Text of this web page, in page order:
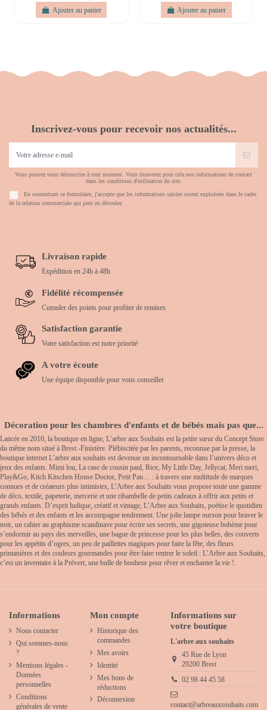
Ajouter au panier Ajouter au panier
Inscrivez-vous pour recevoir nos actualités...
Vous pouvez vous désinscrire à tout moment. Vous trouverez pour cela nos informations de contact
dans les conditions d'utilisation du site.
En soumettant ce formulaire, j'accepte que les informations saisies soient exploitées dans le cadre
de la relation commerciale qui peut en découler.
Livraison rapide
Expédition en 24h à 48h
Fidélité récompensée
Cumuler des points pour profiter de remises
Satisfaction garantie
Votre satisfaction est notre priorité
A votre écoute
Une équipe disponible pour vous conseiller
Décoration pour les chambres d'enfants et de bébés mais pas que...
Lancée en 2010, la boutique en ligne, L’arbre aux Souhaits est la petite sœur du Concept Store
du même nom situé à Brest -Finistère. Plébiscitée par les parents, reconnue par la presse, la
boutique internet L’arbre aux souhaits est devenue un incontournable dans l’univers déco et
jeux des enfants. Mimi lou, La case de cousin paul, Rice, My Little Day, Jellycat, Meri meri,
Play&Go, Kitch Kitschen House Doctor, Petit Pan… : à travers une multitude de marques
connues et de créateurs plus intimistes, L’Arbre aux Souhaits vous propose toute une gamme
de déco, textile, papeterie, mercerie et une ribambelle de petits cadeaux à offrir aux petits et
grands enfants. D’esprit ludique, créatif et vintage, L’Arbre aux Souhaits, poétise le quotidien
des bébés et des enfants et les accompagne tendrement. Une jolie lampe ourson pour braver le
noir, un cahier au graphisme scandinave pour écrire ses secrets, une gigoteuse bohème pour
s’endormir au pays des merveilles, une bague de princesse pour les plus belles, des couverts
pour les appétits d’ogres, un peu de paillettes magiques pour faire la fête, des fleurs
printanières et des couleurs gourmandes pour être faire rentrer le soleil : L’Arbre aux Souhaits,
c’est un inventaire à la Prévert, une bulle de bonheur pour rêver et enchanter la vie !.
Informations
Nous contacter
Qui sommes-nous
?
Mentions légales -
Données
personnelles
Conditions
générales de vente
Mon compte
Historique des
commandes
Mes avoirs
Identité
Mes bons de
réductions
Déconnexion
Informations sur
votre boutique
L'arbre aux souhaits
45 Rue de Lyon
29200 Brest
02 98 44 45 58
contact@arbreauxsouhaits.com